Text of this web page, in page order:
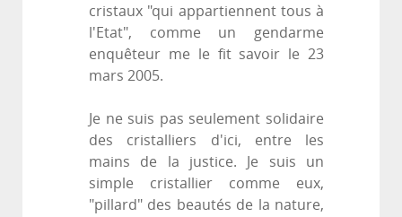
cristaux "qui appartiennent tous à
l'Etat", comme un gendarme
enquêteur me le fit savoir le 23
mars 2005.
Je ne suis pas seulement solidaire
des cristalliers d'ici, entre les
mains de la justice. Je suis un
simple cristallier comme eux,
"pillard" des beautés de la nature,